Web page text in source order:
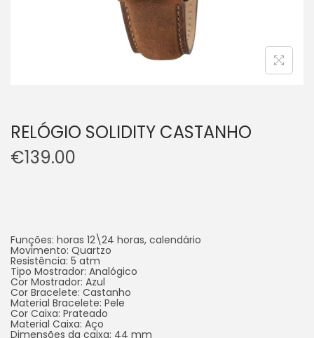
RELÓGIO SOLIDITY CASTANHO
€139.00
Funções: horas 12\24 horas, calendário
Movimento: Quartzo
Resistência: 5 atm
Tipo Mostrador: Analógico
Cor Mostrador: Azul
Cor Bracelete: Castanho
Material Bracelete: Pele
Cor Caixa: Prateado
Material Caixa: Aço
Dimensões da caixa: 44 mm